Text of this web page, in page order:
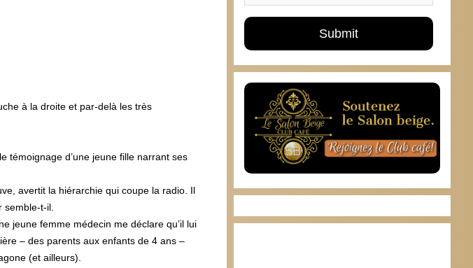
à la droite et par-delà les très
témoignage d’une jeune fille narrant ses
avertit la hiérarchie qui coupe la radio. Il
semble-t-il.
jeune femme médecin me déclare qu’il lui
– des parents aux enfants de 4 ans –
(et ailleurs).